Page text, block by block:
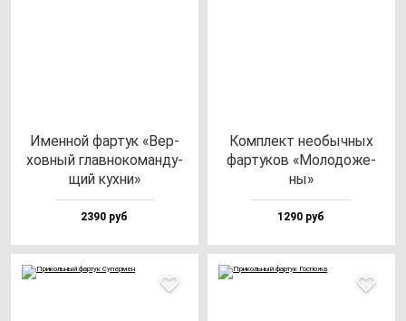
Имен­ной фар­тук «Вер­
хов­ный глав­но­ко­ман­ду­
щий кух­ни»
2390 руб
Ком­плект не­обыч­ных
фар­ту­ков «Моло­до­же­
ны»
1290 руб